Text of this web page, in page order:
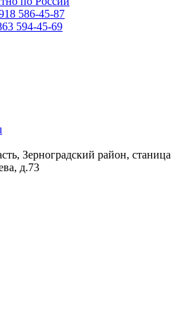
586-45-87
594-45-69
Зерноградский район, станица
д.73